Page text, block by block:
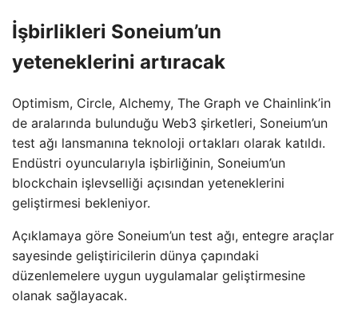
İşbirlikleri Soneium’un
yeteneklerini artıracak
Optimism, Circle, Alchemy, The Graph ve Chainlink’in
de aralarında bulunduğu Web3 şirketleri, Soneium’un
test ağı lansmanına teknoloji ortakları olarak katıldı.
Endüstri oyuncularıyla işbirliğinin, Soneium’un
blockchain işlevselliği açısından yeteneklerini
geliştirmesi bekleniyor.
Açıklamaya göre Soneium’un test ağı, entegre araçlar
sayesinde geliştiricilerin dünya çapındaki
düzenlemelere uygun uygulamalar geliştirmesine
olanak sağlayacak.